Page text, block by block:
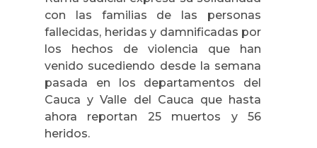
con las familias de las personas
fallecidas, heridas y damnificadas por
los hechos de violencia que han
venido sucediendo desde la semana
pasada en los departamentos del
Cauca y Valle del Cauca que hasta
ahora reportan 25 muertos y 56
heridos.